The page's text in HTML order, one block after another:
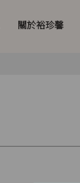
關於裕珍馨